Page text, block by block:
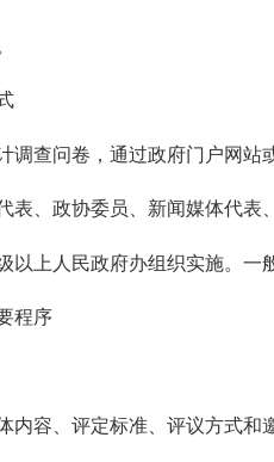
查问卷，通过政府门户网站
、政协委员、新闻媒体代表
上人民政府办组织实施。一
程序
容、评定标准、评议方式和